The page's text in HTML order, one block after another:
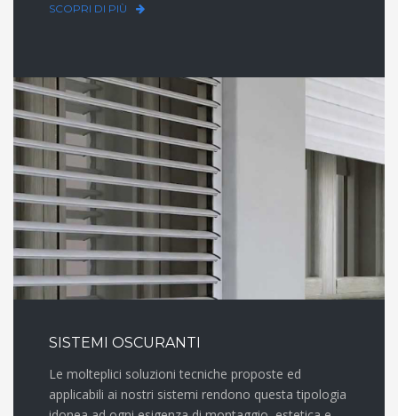
SCOPRI DI PIÙ
SISTEMI OSCURANTI
Le molteplici soluzioni tecniche proposte ed
applicabili ai nostri sistemi rendono questa tipologia